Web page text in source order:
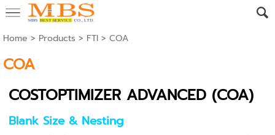
Home > Products > FTI> COA
COA
COSTOPTIMIZER ADVANCED (COA)
Blank Size & Nesting